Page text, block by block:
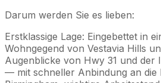
Darum werden Sie es lieben:
Erstklassige Lage: Eingebettet in
Wohngegend von Vestavia Hills
Augenblicke von Hwy 31 und der
— mit schneller Anbindung an die